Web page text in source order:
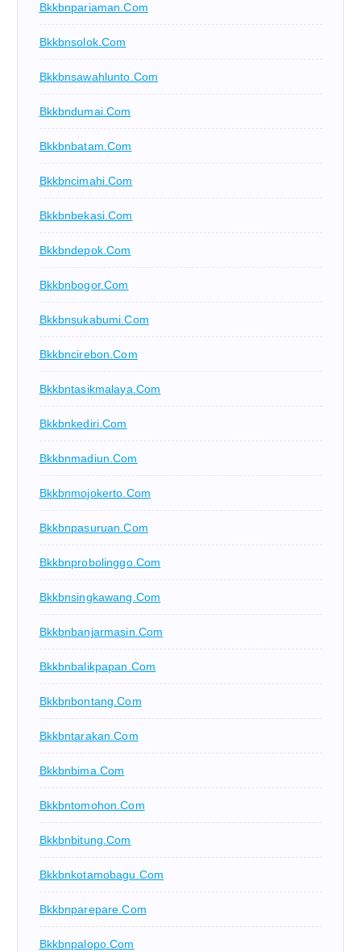
Bkkbnpariaman.com
Bkkbnsolok.com
Bkkbnsawahlunto.com
Bkkbndumai.com
Bkkbnbatam.com
Bkkbncimahi.com
Bkkbnbekasi.com
Bkkbndepok.com
Bkkbnbogor.com
Bkkbnsukabumi.com
Bkkbncirebon.com
Bkkbntasikmalaya.com
Bkkbnkediri.com
Bkkbnmadiun.com
Bkkbnmojokerto.com
Bkkbnpasuruan.com
Bkkbnprobolinggo.com
Bkkbnsingkawang.com
Bkkbnbanjarmasin.com
Bkkbnbalikpapan.com
Bkkbnbontang.com
Bkkbntarakan.com
Bkkbnbima.com
Bkkbntomohon.com
Bkkbnbitung.com
Bkkbnkotamobagu.com
Bkkbnparepare.com
Bkkbnpalopo.com